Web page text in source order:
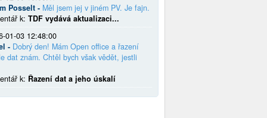
Posselt - Měl jsem jej v jiném PV. Je fajn.
k: TDF vydává aktualizaci...
01-03 12:48:00
- Dobrý den! Mám Open office a řazení
dat znám. Chtěl bych však vědět, jestli
k: Řazení dat a jeho úskalí